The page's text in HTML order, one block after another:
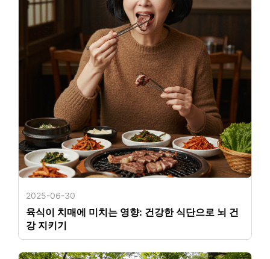
2025-06-30
육식이 치매에 미치는 영향: 건강한 식단으로 뇌 건
강 지키기